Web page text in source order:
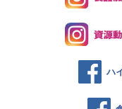
ハ